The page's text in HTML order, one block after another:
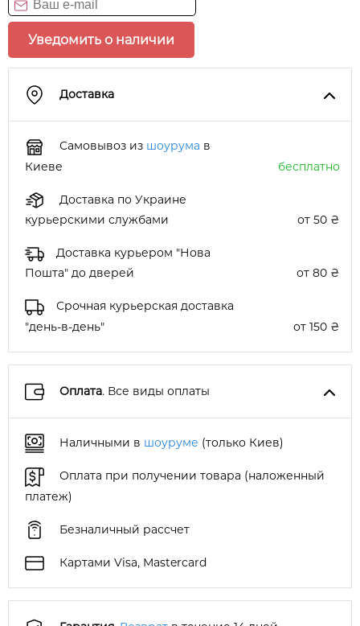
Уведомить о наличии
Доставка
Самовывоз из шоурума в
Киеве
бесплатно
Доставка по Украине
курьерскими службами
от 50 ₴
Доставка курьером "Нова
Пошта" до дверей
от 80 ₴
Срочная курьерская доставка
"день-в-день"
от 150 ₴
Оплата. Все виды оплаты
Наличными в шоуруме (только Киев)
Оплата при получении товара (наложенный
платеж)
Безналичный рассчет
Картами Visa, Mastercard